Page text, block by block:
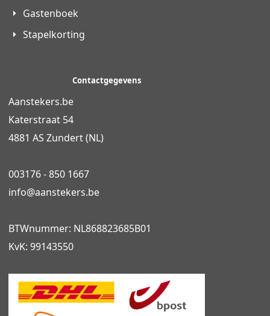
Gastenboek
Stapelkorting
Contactgegevens
Aanstekers.be
Katerstraat 54
4881 AS Zundert (NL)
003176 - 850 1667
info@aanstekers.be
BTWnummer: NL868823685B01
KvK: 99143550